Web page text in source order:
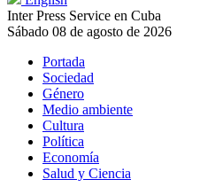
Inter Press Service en Cuba
Sábado 08 de agosto de 2026
Portada
Sociedad
Género
Medio ambiente
Cultura
Política
Economía
Salud y Ciencia